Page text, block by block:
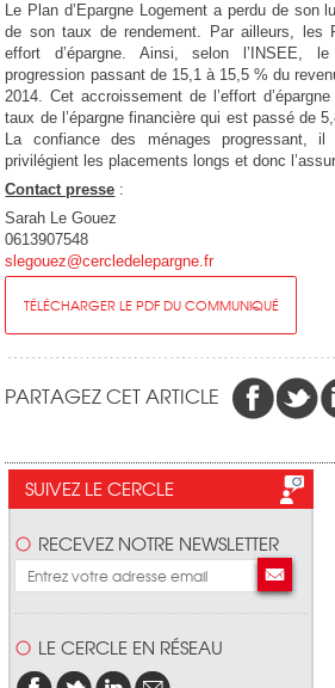
Le Plan d’Epargne Logement a perdu de son
de son taux de rendement. Par ailleurs, les
effort d’épargne. Ainsi, selon l’INSEE,
progression passant de 15,1 à 15,5 % du
2014. Cet accroissement de l’effort
taux de l’épargne financière qui est passé de
La confiance des ménages progressant,
privilégient les placements longs et donc
Contact presse :
Sarah Le Gouez
0613907548
slegouez@cercledelepargne.fr
TÉLÉCHARGER LE PDF DU COMMUNIQUÉ
PARTAGEZ CET ARTICLE
SUIVEZ LE CERCLE
RECEVEZ NOTRE NEWSLETTER
LE CERCLE EN RÉSEAU